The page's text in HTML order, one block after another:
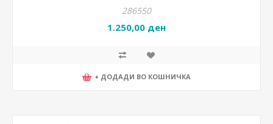
286550
1.250,00 ден
+ ДОДАДИ ВО КОШНИЧКА